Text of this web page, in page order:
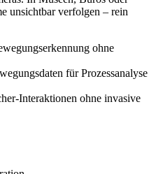
unsichtbar verfolgen – rein
ohne
für Prozessanalyse
Interaktionen ohne invasive